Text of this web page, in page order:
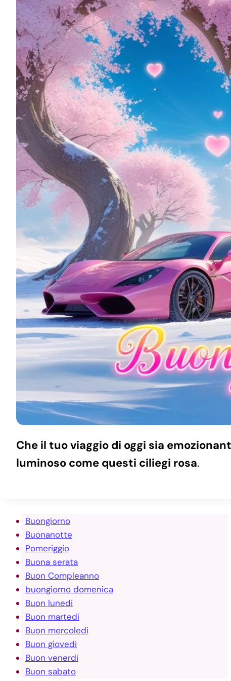
Che il tuo viaggio di oggi sia
luminoso come questi ciliegi rosa.
Buongiorno
Buonanotte
Pomeriggio
Buona serata
Buon Compleanno
buongiorno domenica
Buon lunedi
Buon martedi
Buon mercoledi
Buon giovedi
Buon venerdi
Buon sabato